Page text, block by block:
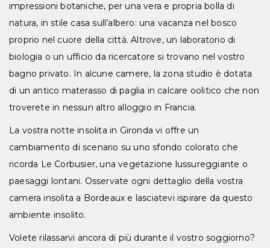
impressioni botaniche, per una vera e propria bolla di
natura, in stile casa sull’albero: una vacanza nel bosco
proprio nel cuore della città. Altrove, un laboratorio di
biologia o un ufficio da ricercatore si trovano nel vostro
bagno privato. In alcune camere, la zona studio è dotata
di un antico materasso di paglia in calcare oolitico che non
troverete in nessun altro alloggio in Francia.
La vostra notte insolita in Gironda vi offre un
cambiamento di scenario su uno sfondo colorato che
ricorda Le Corbusier, una vegetazione lussureggiante o
paesaggi lontani. Osservate ogni dettaglio della vostra
camera insolita a Bordeaux e lasciatevi ispirare da questo
ambiente insolito.
Volete rilassarvi ancora di più durante il vostro soggiorno?